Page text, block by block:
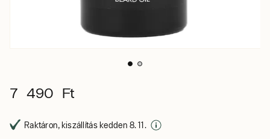
7 490 Ft
Raktáron, kiszállítás kedden 8. 11.